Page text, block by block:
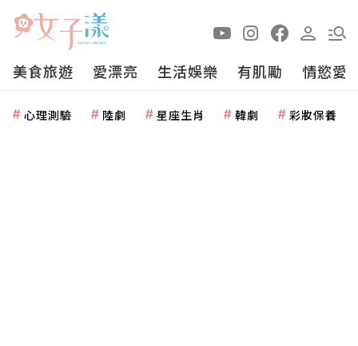
美食旅遊 愛漂亮 生活娛樂 有肌勵 情慾愛
心理測驗 陸劇 星座生肖 韓劇 彩妝保養